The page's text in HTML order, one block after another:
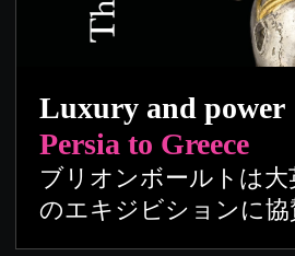
Luxury and power
Persia to Greece
ブリオンボールトは大
のエキジビションに